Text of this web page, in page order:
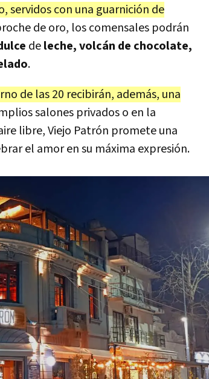
servidos con una guarnición de
de oro, los comensales podrán
deleche, volcán de chocolate,
.
de las 20 recibirán, además, una
salones privados o en la
libre, Viejo Patrón promete una
el amor en su máxima expresión.